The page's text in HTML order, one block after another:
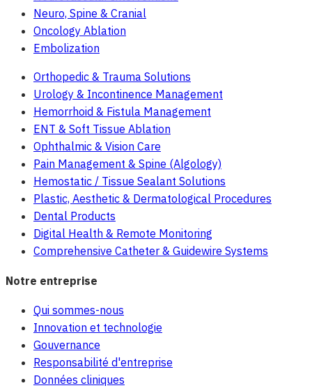
Neuro, Spine & Cranial
Oncology Ablation
Embolization
Orthopedic & Trauma Solutions
Urology & Incontinence Management
Hemorrhoid & Fistula Management
ENT & Soft Tissue Ablation
Ophthalmic & Vision Care
Pain Management & Spine (Algology)
Hemostatic / Tissue Sealant Solutions
Plastic, Aesthetic & Dermatological Procedures
Dental Products
Digital Health & Remote Monitoring
Comprehensive Catheter & Guidewire Systems
Notre entreprise
Qui sommes-nous
Innovation et technologie
Gouvernance
Responsabilité d'entreprise
Données cliniques